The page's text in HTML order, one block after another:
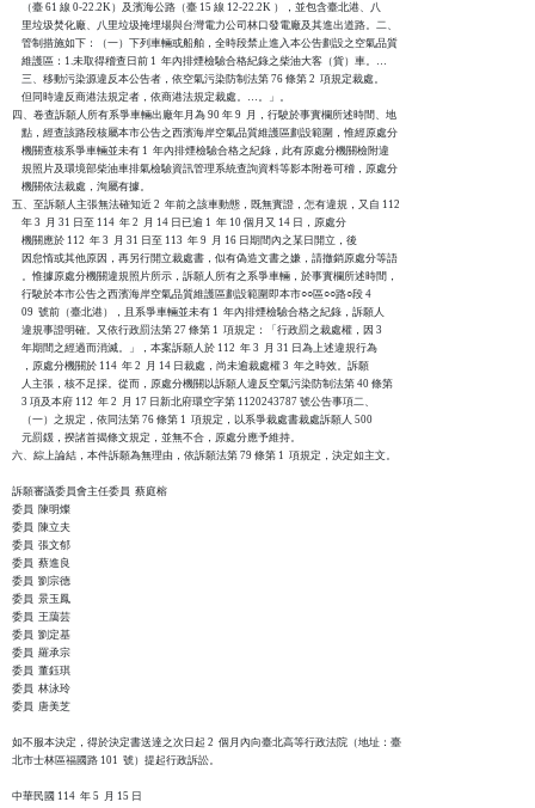
    （臺 61 線 0-22.2K）及濱海公路（臺 15 線 12-22.2K ），並包含臺北港、八
    里垃圾焚化廠、八里垃圾掩埋場與台灣電力公司林口發電廠及其進出道路。二、
    管制措施如下：（一）下列車輛或船舶，全時段禁止進入本公告劃設之空氣品質
    維護區：1.未取得稽查日前 1  年內排煙檢驗合格紀錄之柴油大客（貨）車。…
    三、移動污染源違反本公告者，依空氣污染防制法第 76 條第 2  項規定裁處。
    但同時違反商港法規定者，依商港法規定裁處。…。」。
四、卷查訴願人所有系爭車輛出廠年月為 90 年 9  月，行駛於事實欄所述時間、地
    點，經查該路段核屬本市公告之西濱海岸空氣品質維護區劃設範圍，惟經原處分
    機關查核系爭車輛並未有 1  年內排煙檢驗合格之紀錄，此有原處分機關檢附違
    規照片及環境部柴油車排氣檢驗資訊管理系統查詢資料等影本附卷可稽，原處分
    機關依法裁處，洵屬有據。
五、至訴願人主張無法確知近 2  年前之該車動態，既無實證，怎有違規，又自 112
    年 3  月 31 日至 114  年 2  月 14 日已逾 1  年 10 個月又 14 日，原處分
    機關應於 112  年 3  月 31 日至 113  年 9  月 16 日期間內之某日開立，後
    因怠惰或其他原因，再另行開立裁處書，似有偽造文書之嫌，請撤銷原處分等語
    。惟據原處分機關違規照片所示，訴願人所有之系爭車輛，於事實欄所述時間，
    行駛於本市公告之西濱海岸空氣品質維護區劃設範圍即本市○○區○○路○段 4
    09  號前（臺北港），且系爭車輛並未有 1  年內排煙檢驗合格之紀錄，訴願人
    違規事證明確。又依行政罰法第 27 條第 1  項規定：「行政罰之裁處權，因 3
    年期間之經過而消滅。」，本案訴願人於 112  年 3  月 31 日為上述違規行為
    ，原處分機關於 114  年 2  月 14 日裁處，尚未逾裁處權 3  年之時效。訴願
    人主張，核不足採。從而，原處分機關以訴願人違反空氣污染防制法第 40 條第
    3 項及本府 112  年 2  月 17 日新北府環空字第 1120243787 號公告事項二、
    （一）之規定，依同法第 76 條第 1  項規定，以系爭裁處書裁處訴願人 500
    元罰鍰，揆諸首揭條文規定，並無不合，原處分應予維持。
六、綜上論結，本件訴願為無理由，依訴願法第 79 條第 1  項規定，決定如主文。
訴願審議委員會主任委員  蔡庭榕
委員  陳明燦
委員  陳立夫
委員  張文郁
委員  蔡進良
委員  劉宗德
委員  景玉鳳
委員  王藹芸
委員  劉定基
委員  羅承宗
委員  董鈺琪
委員  林泳玲
委員  唐美芝
如不服本決定，得於決定書送達之次日起 2  個月內向臺北高等行政法院（地址：臺
北市士林區福國路 101  號）提起行政訴訟。